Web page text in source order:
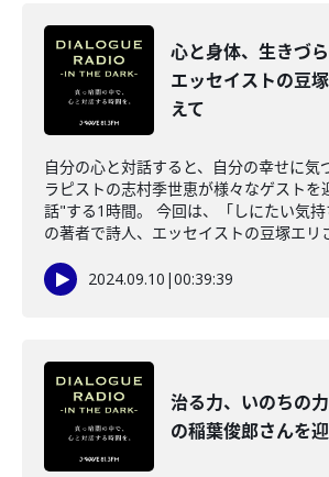
心と身体、生きづら
エッセイストの豆
えて
自分の心と対話すると、自分の幸せに気
ラピストの志村季世恵が様々なゲストを
話"する1時間。 今回は、「しにたい気持
の著者で詩人、エッセイストの豆塚エリ
2024.09.10 |00:39:39
治る力、いのちの
の稲葉俊郎さんを